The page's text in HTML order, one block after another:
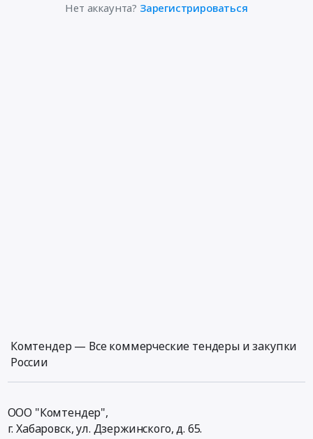
Нет аккаунта? Зарегистрироваться
Комтендер — Все коммерческие тендеры и закупки
России
ООО "Комтендер",
г. Хабаровск,ул. Дзержинского, д. 65.